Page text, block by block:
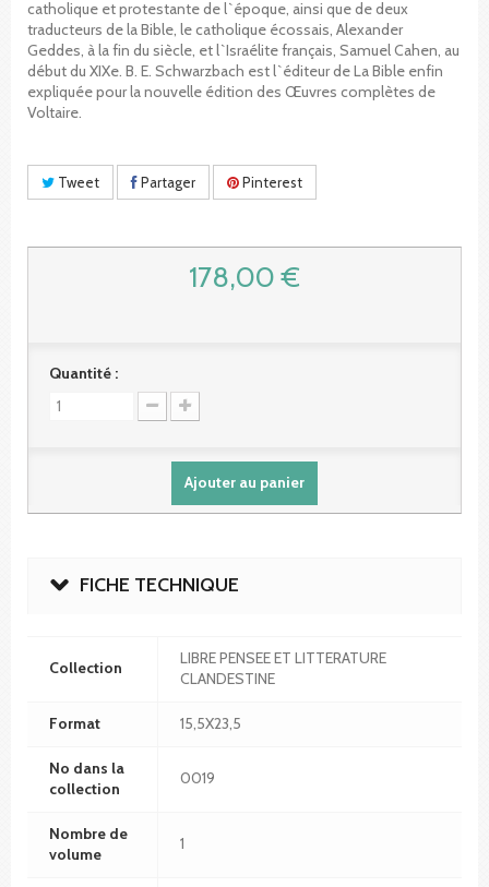
catholique et protestante de l`époque, ainsi que de deux
traducteurs de la Bible, le catholique écossais, Alexander
Geddes, à la fin du siècle, et l`Israélite français, Samuel Cahen, au
début du XIXe. B. E. Schwarzbach est l`éditeur de La Bible enfin
expliquée pour la nouvelle édition des Œuvres complètes de
Voltaire.
Tweet Partager Pinterest
178,00 €
Quantité :
Ajouter au panier
FICHE TECHNIQUE
Collection
LIBRE PENSEE ET LITTERATURE
CLANDESTINE
Format 15,5X23,5
No dans la
collection
0019
Nombre de
volume
1